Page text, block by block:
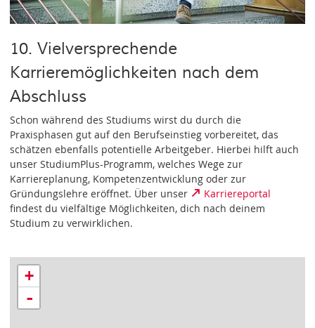
10. Vielversprechende
Karrieremöglichkeiten nach dem
Abschluss
Schon während des Studiums wirst du durch die
Praxisphasen gut auf den Berufseinstieg vorbereitet, das
schätzen ebenfalls potentielle Arbeitgeber. Hierbei hilft auch
unser StudiumPlus-Programm, welches Wege zur
Karriereplanung, Kompetenzentwicklung oder zur
Gründungslehre eröffnet. Über unser
Karriereportal
findest du vielfältige Möglichkeiten, dich nach deinem
Studium zu verwirklichen.
+
-